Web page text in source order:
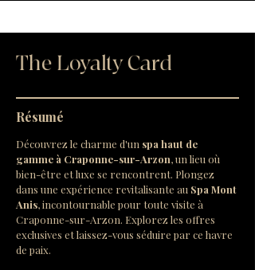
The Loyalty Card
Résumé
Découvrez le charme d'un spa haut de
gamme à Craponne-sur-Arzon, un lieu où
bien-être et luxe se rencontrent. Plongez
dans une expérience revitalisante au Spa Mont
Anis, incontournable pour toute visite à
Craponne-sur-Arzon. Explorez les offres
exclusives et laissez-vous séduire par ce havre
de paix.